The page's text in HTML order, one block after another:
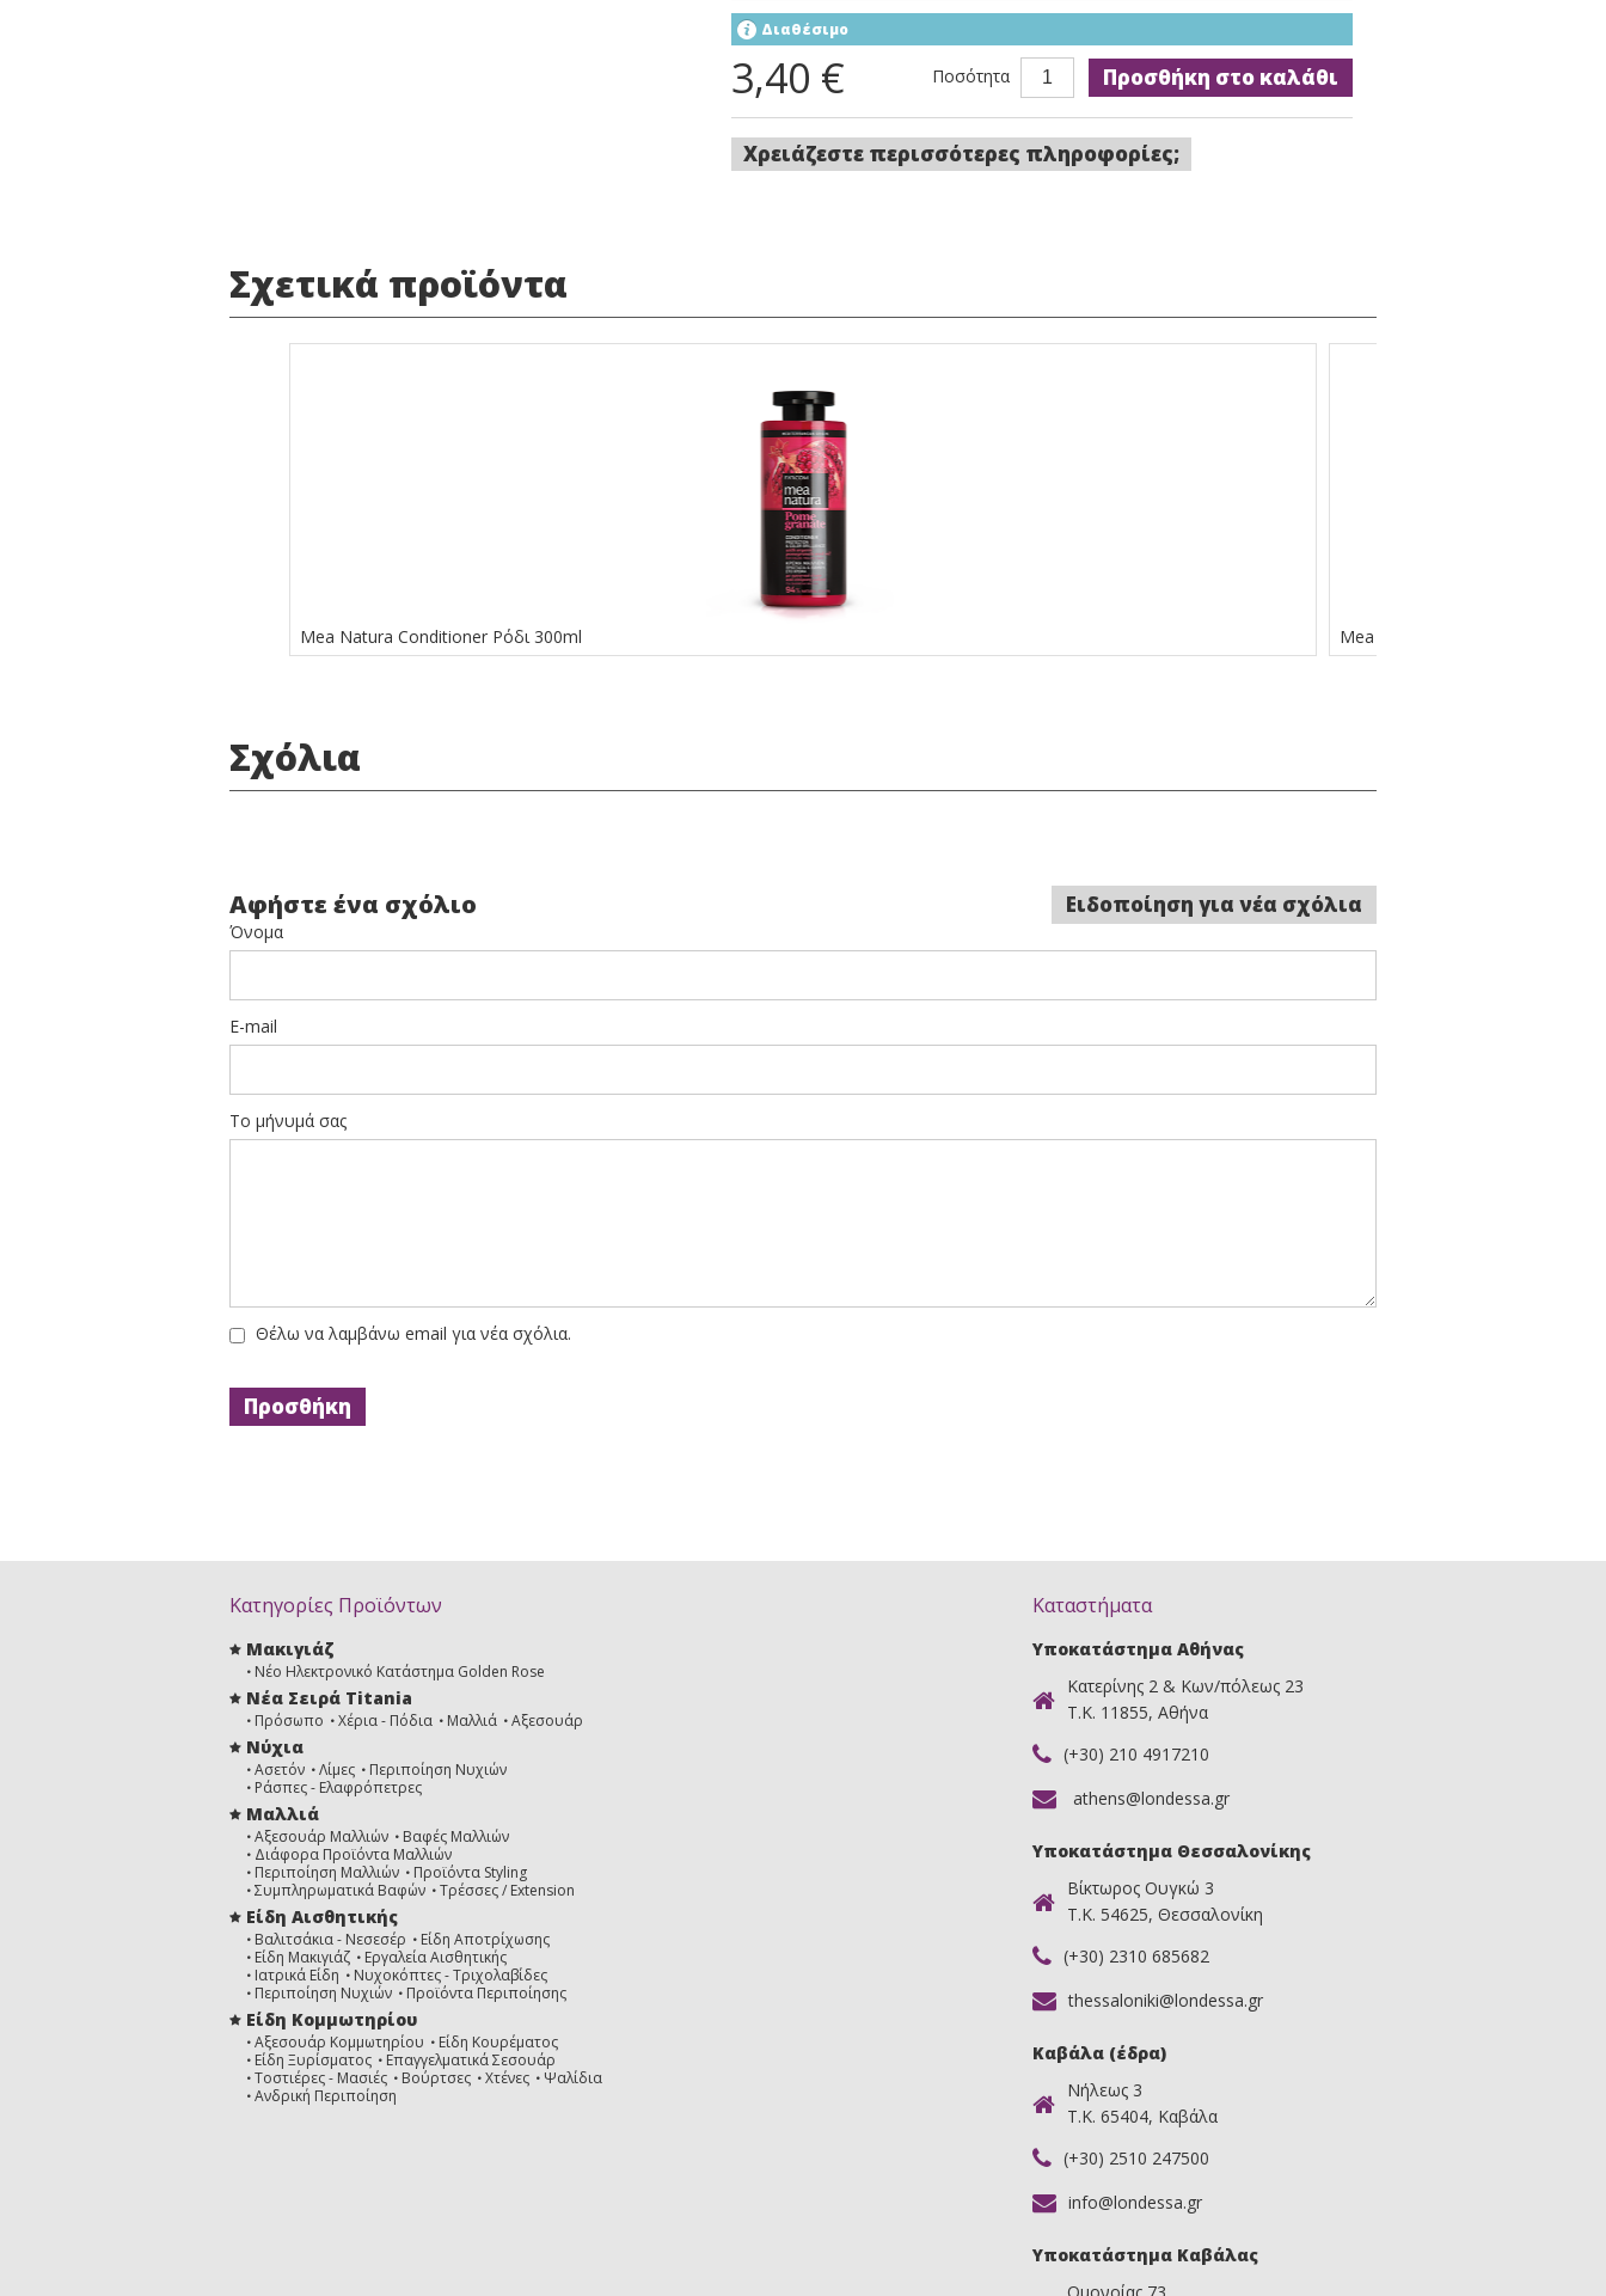
Διαθέσιμο
3,40 € Ποσότητα Προσθήκη στο καλάθι
Χρειάζεστε περισσότερες πληροφορίες;
Σχετικά προϊόντα
Mea Natura Conditioner Ρόδι 300ml Mea Natura Σαμπουάν Κάθε
Σχόλια
Αφήστε ένα σχόλιο Ειδοποίηση για νέα σχόλια
Όνομα
E-mail
Το μήνυμά σας
Θέλω να λαμβάνω email για νέα σχόλια.
Κατηγορίες Προϊόντων
Μακιγιάζ
Νέο Ηλεκτρονικό Κατάστημα Golden Rose
Νέα Σειρά Titania
Πρόσωπο Χέρια - Πόδια Μαλλιά Αξεσουάρ
Νύχια
Ασετόν Λίμες
Περιποίηση Νυχιών
Ράσπες - Ελαφρόπετρες
Μαλλιά
Αξεσουάρ Μαλλιών
Βαφές Μαλλιών
Διάφορα Προϊόντα Μαλλιών
Περιποίηση Μαλλιών
Προϊόντα Styling
Συμπληρωματικά Βαφών
Τρέσσες / Extension
Είδη Αισθητικής
Βαλιτσάκια - Νεσεσέρ
Είδη Αποτρίχωσης
Είδη Μακιγιάζ
Εργαλεία Αισθητικής
Ιατρικά Είδη
Νυχοκόπτες - Τριχολαβίδες
Περιποίηση Νυχιών
Προϊόντα Περιποίησης
Είδη Κομμωτηρίου
Αξεσουάρ Κομμωτηρίου
Είδη Κουρέματος
Είδη Ξυρίσματος
Επαγγελματικά Σεσουάρ
Τοστιέρες - Μασιές
Βούρτσες Χτένες
Ψαλίδια
Ανδρική Περιποίηση
Καταστήματα
Υποκατάστημα Αθήνας
Κατερίνης 2 & Κων/πόλεως 23
Τ.Κ. 11855, Αθήνα
(+30) 210 4917210
athens@londessa.gr
Υποκατάστημα Θεσσαλονίκης
Βίκτωρος Ουγκώ 3
Τ.Κ. 54625, Θεσσαλονίκη
(+30) 2310 685682
thessaloniki@londessa.gr
Καβάλα (έδρα)
Νήλεως 3
Τ.Κ. 65404, Καβάλα
(+30) 2510 247500
info@londessa.gr
Υποκατάστημα Καβάλας